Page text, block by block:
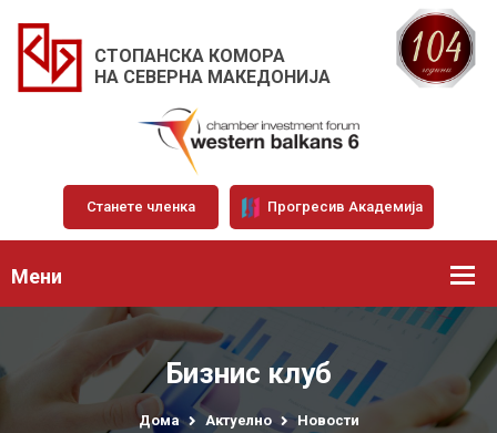
СТОПАНСКА КОМОРА
НА СЕВЕРНА МАКЕДОНИЈА
Станете членка Прогресив Академија
Мени
Бизнис клуб
Дома Актуелно Новости